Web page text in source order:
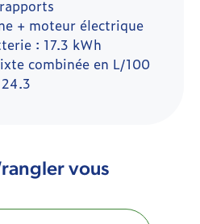
+ moteur électrique
: 17.3 kWh
combinée en L/100
vous